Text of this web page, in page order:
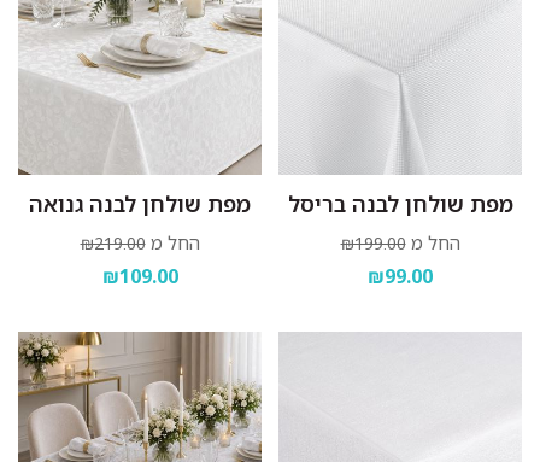
מפת שולחן לבנה בריסל
החל מ ₪199.00
₪99.00
מפת שולחן לבנה גנואה
החל מ ₪219.00
₪109.00